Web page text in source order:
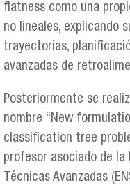
flatness como una
no lineales, explicando
trayectorias,
avanzadas de
Posteriormente se
nombre “New
classification tree
profesor asociado de la
Técnicas Avanzadas